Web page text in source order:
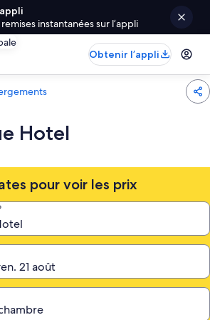
instantanées sur l’appli
Obtenir l’appli
Hotel
pour voir les prix